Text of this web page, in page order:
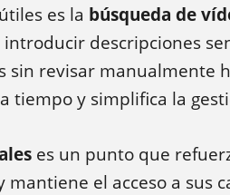
es la búsqueda de
descripciones
sin revisar manualmente
tiempo y simplifica la
es un punto que
el acceso a sus